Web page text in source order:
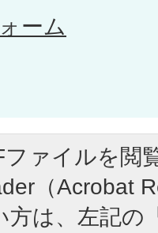
ーム
ファイルを閲
（Acrobat
方は、左記の